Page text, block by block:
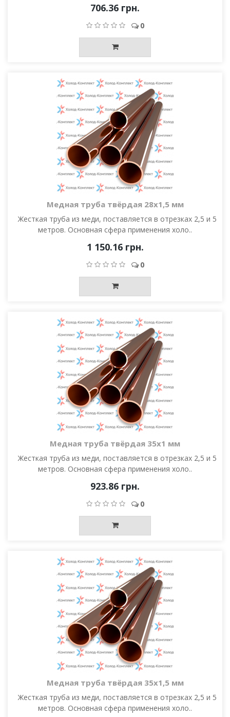
706.36 грн.
0
Медная труба твёрдая 28х1,5 мм
Жесткая труба из меди, поставляется в отрезках 2,5 и 5
метров. Основная сфера применения холо..
1 150.16 грн.
0
Медная труба твёрдая 35х1 мм
Жесткая труба из меди, поставляется в отрезках 2,5 и 5
метров. Основная сфера применения холо..
923.86 грн.
0
Медная труба твёрдая 35х1,5 мм
Жесткая труба из меди, поставляется в отрезках 2,5 и 5
метров. Основная сфера применения холо..